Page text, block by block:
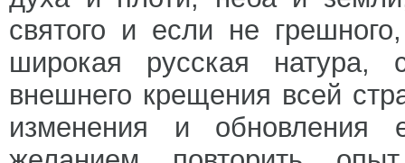
святого и если не
широкая русская
внешнего крещения всей
изменения и обновления